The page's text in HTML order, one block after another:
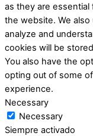
as they are
the website. We
analyze and
cookies will be
You also have the
opting out of some
experience.
Necessary
Necessary
Siempre activado